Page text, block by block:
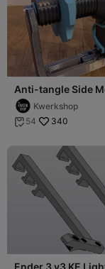
Anti-tangle Side
Spool Holder Kit
V2 Kwerkshop
 54 340